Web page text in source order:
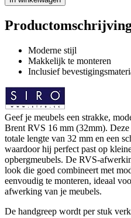
Moderne stijl
Makkelijk te monteren
Inclusief
Geef je meubels een strakke,
Brent RVS 16 mm (32mm). Deze
totale lengte van 32 mm en een
waardoor hij perfect past op
opbergmeubels. De RVS-
look die goed combineert met
eenvoudig te monteren, ideaal
afwerking van je meubels.
De handgreep wordt per stuk